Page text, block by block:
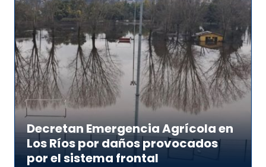
Decretan Emergencia Agrícola en
Los Ríos por daños provocados
por el sistema frontal